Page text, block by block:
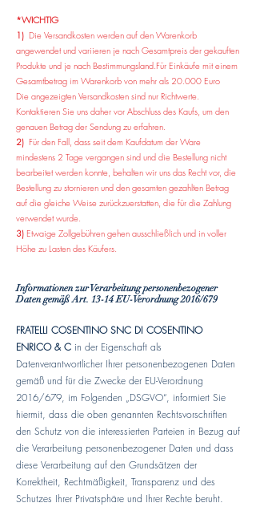
*WICHTIG
1) Die Versandkosten werden auf den Warenkorb
angewendet und variieren je nach Gesamtpreis der gekauften
Produkte und je nach Bestimmungsland.Für Einkäufe mit einem
Gesamtbetrag im Warenkorb von mehr als 20.000 Euro
Die angezeigten Versandkosten sind nur Richtwerte.
Kontaktieren Sie uns daher vor Abschluss des Kaufs, um den
genauen Betrag der Sendung zu erfahren.
2) Für den Fall, dass seit dem Kaufdatum der Ware
mindestens 2 Tage vergangen sind und die Bestellung nicht
bearbeitet werden konnte, behalten wir uns das Recht vor, die
Bestellung zu stornieren und den gesamten gezahlten Betrag
auf die gleiche Weise zurückzuerstatten, die für die Zahlung
verwendet wurde.
3) Etwaige Zollgebühren gehen ausschließlich und in voller
Höhe zu Lasten des Käufers.
Informationen zur Verarbeitung personenbezogener
Daten gemäß Art. 13-14 EU-Verordnung 2016/679
FRATELLI COSENTINO SNC DI COSENTINO
ENRICO & C in der Eigenschaft als
Datenverantwortlicher Ihrer personenbezogenen Daten
gemäß und für die Zwecke der EU-Verordnung
2016/679, im Folgenden „DSGVO“, informiert Sie
hiermit, dass die oben genannten Rechtsvorschriften
den Schutz von die interessierten Parteien in Bezug auf
die Verarbeitung personenbezogener Daten und dass
diese Verarbeitung auf den Grundsätzen der
Korrektheit, Rechtmäßigkeit, Transparenz und des
Schutzes Ihrer Privatsphäre und Ihrer Rechte beruht.